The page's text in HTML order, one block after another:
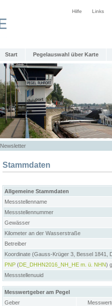
Hilfe Links
Start Pegelauswahl über Karte
Newsletter
Stammdaten
Allgemeine Stammdaten
Messstellenname
Messstellennummer
Gewässer
Kilometer an der Wasserstraße
Betreiber
Koordinate (Gauss-Krüger 3, Bessel 1841,
PNP (DE_DHHN2016_NH_HE m. ü. NHN)
Messstellenuuid
Messwertgeber am Pegel
Geber